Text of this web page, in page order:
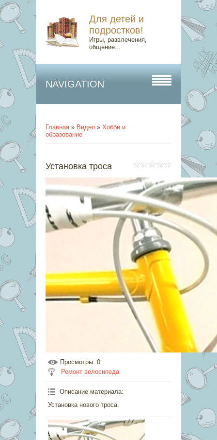
Для детей и
подростков!
Игры, развлечения,
общение...
NAVIGATION
Главная » Видео » Хобби и
образование
Установка троса
Просмотры: 0
Ремонт велосипеда
Описание материала:
Установка нового троса.